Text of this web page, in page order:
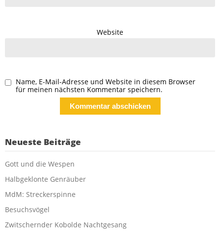
Website
Name, E-Mail-Adresse und Website in diesem Browser
für meinen nächsten Kommentar speichern.
Neueste Beiträge
Gott und die Wespen
Halbgeklonte Genräuber
MdM: Streckerspinne
Besuchsvögel
Zwitschernder Kobolde Nachtgesang